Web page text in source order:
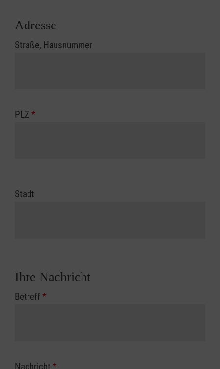
Adresse
Straße, Hausnummer
PLZ *
Stadt
Ihre Nachricht
Betreff*
Nachricht *